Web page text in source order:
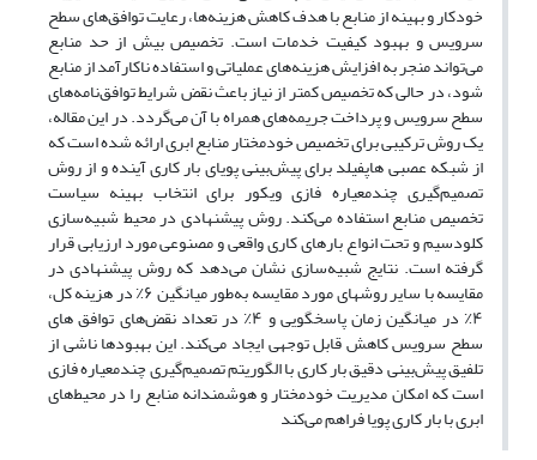
خودکار و بهینه از منابع با هدف کاهش هزینه‌ها، رعایت توافق‌های سطح
سرویس و بهبود کیفیت خدمات است. تخصیص بیش از حد منابع
می‌تواند منجر به افزایش هزینه‌های عملیاتی و استفاده ناکارآمد از منابع
شود، در حالی که تخصیص کمتر از نیاز باعث نقض شرایط توافق‌نامه‌های
سطح سرویس و پرداخت جریمه‌های همراه با آن می‌گردد. در این مقاله،
یک روش ترکیبی برای تخصیص خودمختار منابع ابری ارائه شده است که
از شبکه عصبی هاپفیلد برای پیش‌بینی پویای بار کاری آینده و از روش
تصمیم‌گیری چندمعیاره فازی ویکور برای انتخاب بهینه سیاست
تخصیص منابع استفاده می‌کند. روش پیشنهادی در محیط شبیه‌سازی
کلودسیم و تحت انواع بارهای کاری واقعی و مصنوعی مورد ارزیابی قرار
گرفته است. نتایج شبیه‌سازی نشان می‌دهد که روش پیشنهادی در
مقایسه با سایر روشهای مورد مقایسه به‌طور میانگین ۶٪ در هزینه کل،
۴٪ در میانگین زمان پاسخگویی و ۴٪ در تعداد نقض‌های توافق های
سطح سرویس کاهش قابل توجهی ایجاد می‌کند. این بهبود‌ها ناشی از
تلفیق پیش‌بینی دقیق بار کاری با الگوریتم تصمیم‌گیری چندمعیاره فازی
است که امکان مدیریت خودمختار و هوشمندانه منابع را در محیط‌های
ابری با بار کاری پویا فراهم می‌کند